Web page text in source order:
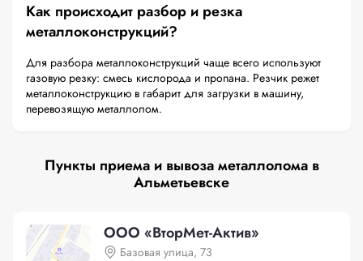
Как происходит разбор и резка
металлоконструкций?
Для разбора металлоконструкций чаще всего используют
газовую резку: смесь кислорода и пропана. Резчик режет
металлоконструкцию в габарит для загрузки в машину,
перевозящую металлолом.
Пункты приема и вывоза металлолома в
Альметьевске
ООО «ВторМет-Актив»
Базовая улица, 73